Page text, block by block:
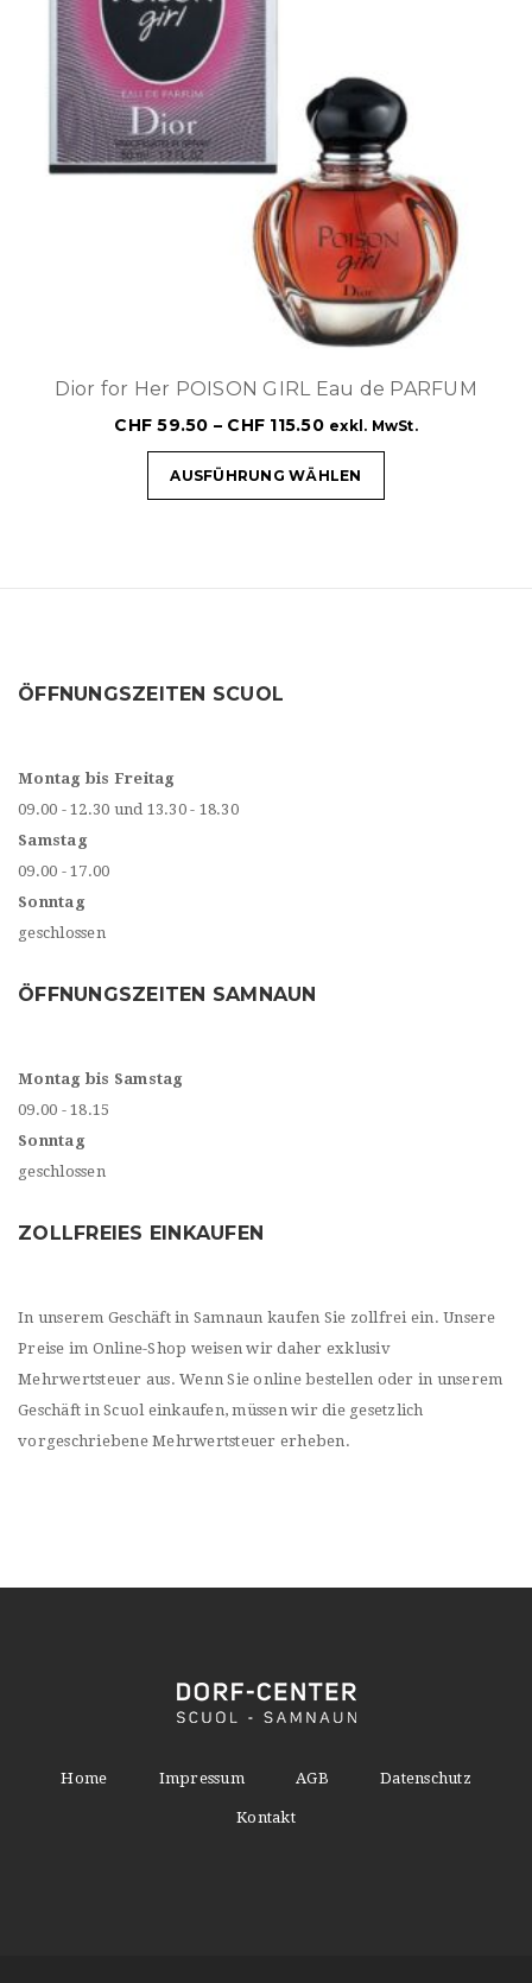
Dior for Her POISON GIRL Eau de PARFUM
CHF 59.50 – CHF 115.50 exkl. MwSt.
AUSFÜHRUNG WÄHLEN
ÖFFNUNGSZEITEN SCUOL
Montag bis Freitag
09.00 - 12.30 und 13.30 - 18.30
Samstag
09.00 - 17.00
Sonntag
geschlossen
ÖFFNUNGSZEITEN SAMNAUN
Montag bis Samstag
09.00 - 18.15
Sonntag
geschlossen
ZOLLFREIES EINKAUFEN
In unserem Geschäft in Samnaun kaufen Sie zollfrei ein. Unsere
Preise im Online-Shop weisen wir daher exklusiv
Mehrwertsteuer aus. Wenn Sie online bestellen oder in unserem
Geschäft in Scuol einkaufen, müssen wir die gesetzlich
vorgeschriebene Mehrwertsteuer erheben.
Home Impressum AGB Datenschutz
Kontakt